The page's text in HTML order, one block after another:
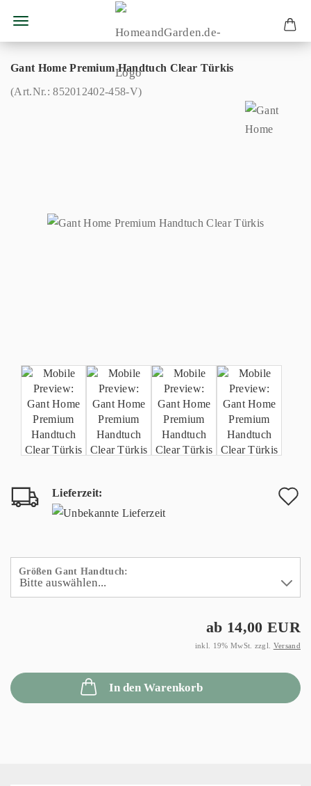
Gant Home Premium Handtuch Clear Türkis
(Art.Nr.:852012402-458-V)
Lieferzeit:
Größen Gant Handtuch:
ab 14,00 EUR
inkl. 19% MwSt. zzgl. Versand
In den Warenkorb